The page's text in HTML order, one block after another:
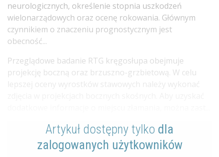
neurologicznych, określenie stopnia uszkodzeń
wielonarządowych oraz ocenę rokowania. Głównym
czynnikiem o znaczeniu prognostycznym jest
obecność...
Przeglądowe badanie RTG kręgosłupa obejmuje
projekcję boczną oraz brzuszno-grzbietową. W celu
lepszej oceny wyrostków stawowych należy wykonać
Artykuł dostępny tylko dla
zalogowanych użytkowników